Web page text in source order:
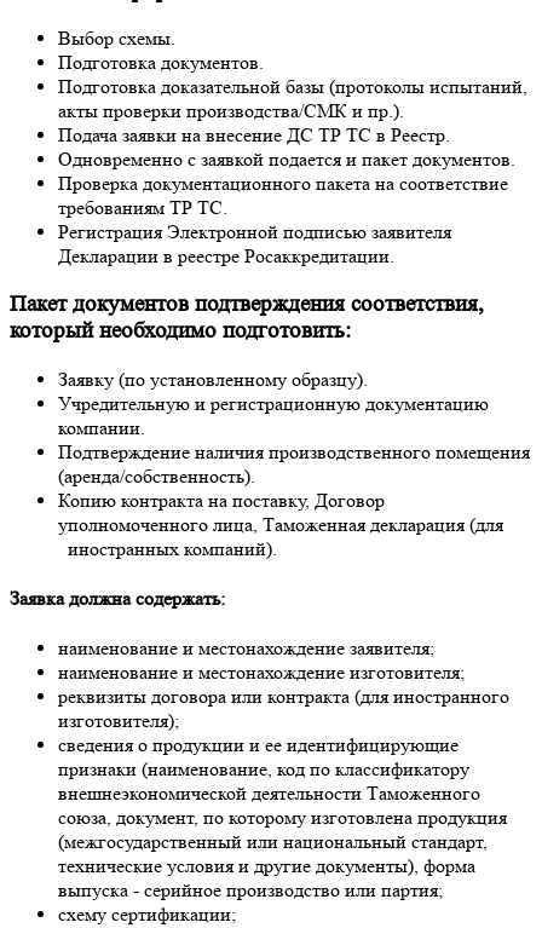
Выбор схемы.
Подготовка документов.
Подготовка доказательной базы (протоколы испытаний,
акты проверки производства/СМК и пр.).
Подача заявки на внесение ДС ТР ТС в Реестр.
Одновременно с заявкой подается и пакет документов.
Проверка документационного пакета на соответствие
требованиям ТР ТС.
Регистрация Электронной подписью заявителя
Декларации в реестре Росаккредитации.
Пакет документов подтверждения соответствия,
который необходимо подготовить:
Заявку (по установленному образцу).
Учредительную и регистрационную документацию
компании.
Подтверждение наличия производственного помещения
(аренда/собственность).
Копию контракта на поставку, Договор
уполномоченного лица, Таможенная декларация (для
иностранных компаний).
Заявка должна содержать:
наименование и местонахождение заявителя;
наименование и местонахождение изготовителя;
реквизиты договора или контракта (для иностранного
изготовителя);
сведения о продукции и ее идентифицирующие
признаки (наименование, код по классификатору
внешнеэкономической деятельности Таможенного
союза, документ, по которому изготовлена продукция
(межгосударственный или национальный стандарт,
технические условия и другие документы), форма
выпуска - серийное производство или партия;
схему сертификации;